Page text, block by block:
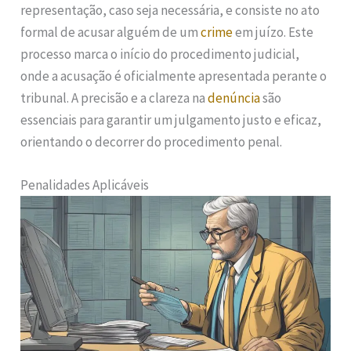
representação, caso seja necessária, e consiste no ato
formal de acusar alguém de umcrimeem juízo. Este
processo marca o início do procedimento judicial,
onde a acusação é oficialmente apresentada perante o
tribunal. A precisão e a clareza nadenúnciasão
essenciais para garantir um julgamento justo e eficaz,
orientando o decorrer do procedimento penal.
Penalidades Aplicáveis